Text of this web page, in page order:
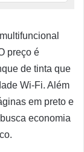
preço é
de tinta que
Wi-Fi. Além
em preto e
economia